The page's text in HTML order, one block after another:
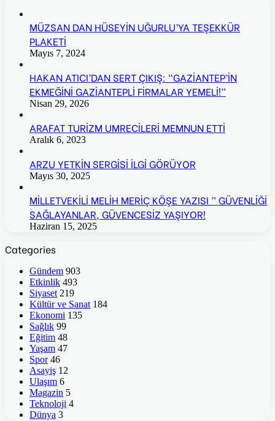
MÜZSAN DAN HÜSEYİN UĞURLU’YA TEŞEKKÜR
PLAKETİ
Mayıs 7, 2024
HAKAN ATICI’DAN SERT ÇIKIŞ: “GAZİANTEP’İN
EKMEĞİNİ GAZİANTEPLİ FİRMALAR YEMELİ!”
Nisan 29, 2026
ARAFAT TURİZM UMRECİLERİ MEMNUN ETTİ
Aralık 6, 2023
ARZU YETKİN SERGİSİ İLGİ GÖRÜYOR
Mayıs 30, 2025
MİLLETVEKİLİ MELİH MERİÇ KÖŞE YAZISI ” GÜVENLİĞİ
SAĞLAYANLAR, GÜVENCESİZ YAŞIYOR!
Haziran 15, 2025
Categories
Gündem 903
Etkinlik 493
Siyaset 219
Kültür ve Sanat 184
Ekonomi 135
Sağlık 99
Eğitim 48
Yaşam 47
Spor 46
Asayiş 12
Ulaşım 6
Magazin 5
Teknoloji 4
Dünya 3